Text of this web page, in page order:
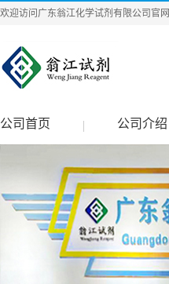
欢迎访问广东翁江化学试剂有限公司官网
公司首页 公司介绍